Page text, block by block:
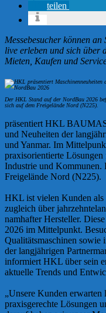
teilen
Messebesucher können
live erleben und sich über
Mieten, Kaufen und
Der HKL Stand auf der NordBau 2026
sich auf dem Freigelände Nord (N225).
präsentiert HKL
und Neuheiten der
und Yanmar. Im
praxisorientierte
Industrie und Kommunen.
Freigelände Nord (N225).
HKL ist vielen Kunden als
zugleich über
namhafter Hersteller.
2026 im Mittelpunkt.
Qualitätsmaschinen sowie
der langjährigen
informiert HKL über sein
aktuelle Trends und
„Unsere Kunden erwarten
praxisgerechte Lösungen